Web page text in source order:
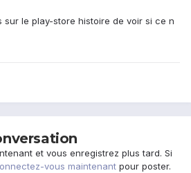
le play-store histoire de voir si ce n
et vous enregistrez plus tard. Si
vous maintenant pour poster.